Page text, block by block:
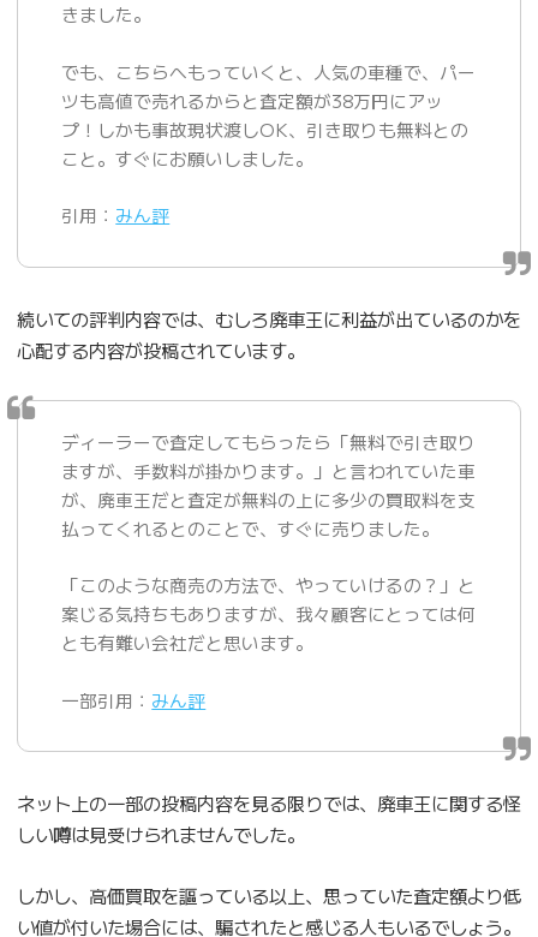
きました。
でも、こちらへもっていくと、人気の車種で、パー
ツも高値で売れるからと査定額が38万円にアッ
プ！しかも事故現状渡しOK、引き取りも無料との
こと。すぐにお願いしました。
引用： みん評
続いての評判内容では、むしろ廃車王に利益が出ているのかを
心配する内容が投稿されています。
ディーラーで査定してもらったら「無料で引き取り
ますが、手数料が掛かります。」と言われていた車
が、廃車王だと査定が無料の上に多少の買取料を支
払ってくれるとのことで、すぐに売りました。
「このような商売の方法で、やっていけるの？」と
案じる気持ちもありますが、我々顧客にとっては何
とも有難い会社だと思います。
一部引用： みん評
ネット上の一部の投稿内容を見る限りでは、廃車王に関する怪
しい噂は見受けられませんでした。
しかし、高価買取を謳っている以上、思っていた査定額より低
い値が付いた場合には、騙されたと感じる人もいるでしょう。